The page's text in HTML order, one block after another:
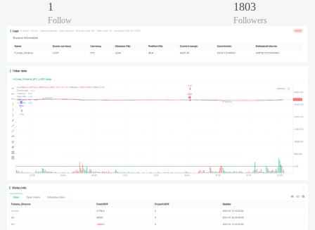
1
Follow
1803
Followers